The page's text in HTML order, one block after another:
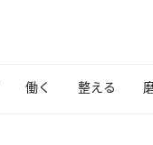
働く 整える